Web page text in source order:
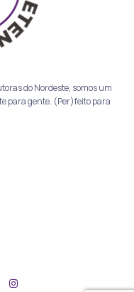
do Nordeste, somos um
para gente. (Per)feito para